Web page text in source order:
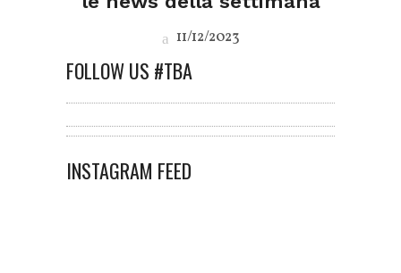
11/12/2023
FOLLOW US #TBA
INSTAGRAM FEED